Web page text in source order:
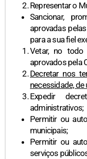
Representar o
Sancionar,
aprovadas
para a sua fiel
Vetar, no
aprovados pela
Decretar nos
necessidade,
Expedir
administrativos;
Permitir ou
municipais;
Permitir ou
serviços